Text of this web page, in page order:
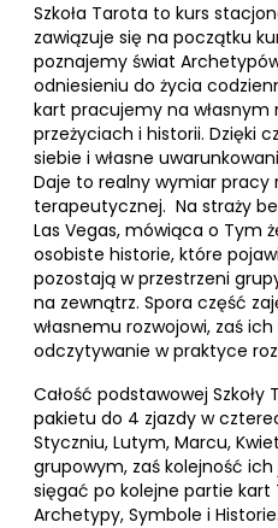
Szkoła Tarota to kurs
zawiązuje się na początku
poznajemy świat
odniesieniu do życia
kart pracujemy na własnym
przeżyciach i historii. Dzięki
siebie i własne
Daje to realny wymiar pracy
terapeutycznej. Na straży
Las Vegas, mówiąca o Tym
osobiste historie, które
pozostają w przestrzeni
na zewnątrz. Spora część
własnemu rozwojowi, zaś
odczytywanie w praktyce
Całość podstawowej Szkoły
pakietu do 4 zjazdy w
Styczniu, Lutym, Marcu,
grupowym, zaś kolejność
sięgać po kolejne partie
Archetypy, Symbole i Historie.